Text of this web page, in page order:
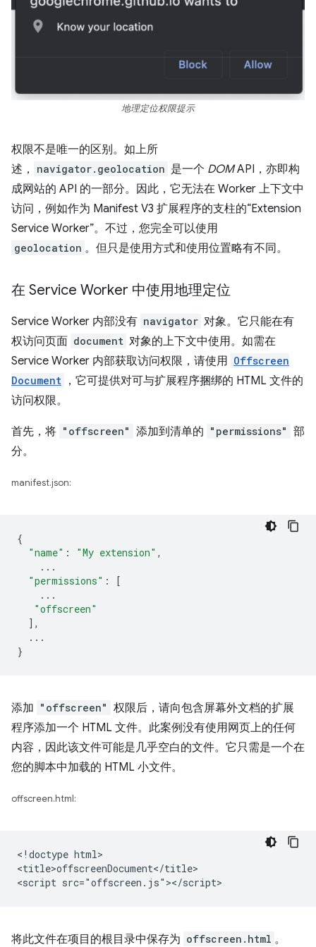
地理定位权限提示
权限不是唯一的区别。如上所
述，
navigator.geolocation 是一个 DOMAPI，亦即构
成网站的 API 的一部分。因此，它无法在 Worker 上下文中
访问，例如作为 Manifest V3 扩展程序的支柱的“Extension
Service Worker”。 不过，您完全可以使用
geolocation 。但只是使用方式和使用位置略有不同。
在 Service Worker 中使用地理定位
Service Worker 内部没有 navigator 对象。它只能在有
权访问页面 document 对象的上下文中使用。如需在
Service Worker 内部获取访问权限，请使用 Offscreen
Document
，它可提供对可与扩展程序捆绑的 HTML 文件的
访问权限。
首先，将 "offscreen" 添加到清单的 "permissions" 部
分。
manifest.json:
{
"name" : "My extension" ,
...
"permissions" :
[
...
"offscreen"
],
...
}
添加 "offscreen" 权限后，请向包含屏幕外文档的扩展
程序添加一个 HTML 文件。此案例没有使用网页上的任何
内容，因此该文件可能是几乎空白的文件。它只需是一个在
您的脚本中加载的 HTML 小文件。
offscreen.html:
<!doctype html>
<title>offscreenDocument</title>
将此文件在项目的根目录中保存为 offscreen.html 。